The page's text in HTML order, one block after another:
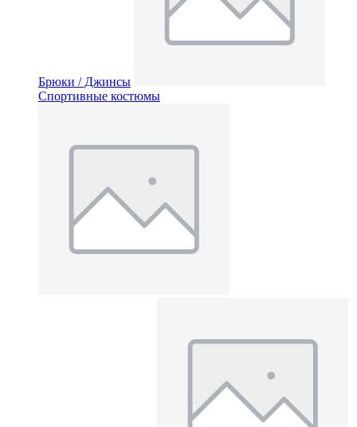
Брюки / Джинсы
Спортивные костюмы